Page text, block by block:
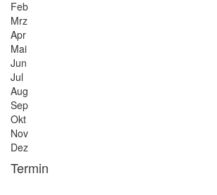
Feb
Mrz
Apr
Mai
Jun
Jul
Aug
Sep
Okt
Nov
Dez
Termin